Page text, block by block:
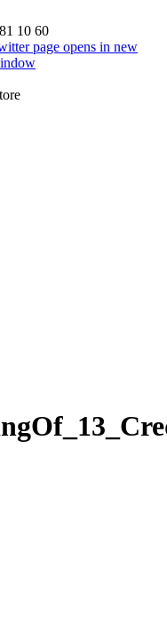
10 60
page opens in new